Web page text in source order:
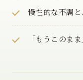
慢性的な不調
「もうこのま